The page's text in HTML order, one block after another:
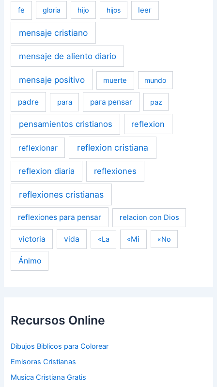
fe gloria hijo hijos leer
mensaje cristiano
mensaje de aliento diario
mensaje positivo muerte mundo
padre para para pensar paz
pensamientos cristianos reflexion
reflexionar reflexion cristiana
reflexion diaria reflexiones
reflexiones cristianas
reflexiones para pensar relacion con Dios
victoria vida «La «Mi «No
Ánimo
Recursos Online
Dibujos Biblicos para Colorear
Emisoras Cristianas
Musica Cristiana Gratis